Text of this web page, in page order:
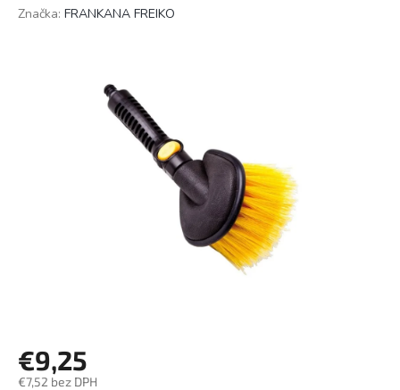
Značka: FRANKANA FREIKO
€9,25
€7,52 bez DPH